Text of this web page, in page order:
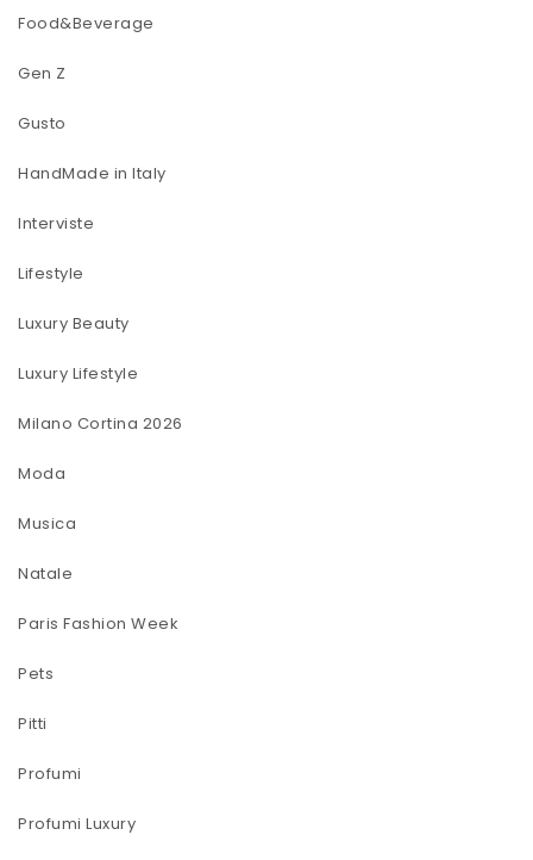
Food&Beverage
Gen Z
Gusto
HandMade in Italy
Interviste
Lifestyle
Luxury Beauty
Luxury Lifestyle
Milano Cortina 2026
Moda
Musica
Natale
Paris Fashion Week
Pets
Pitti
Profumi
Profumi Luxury